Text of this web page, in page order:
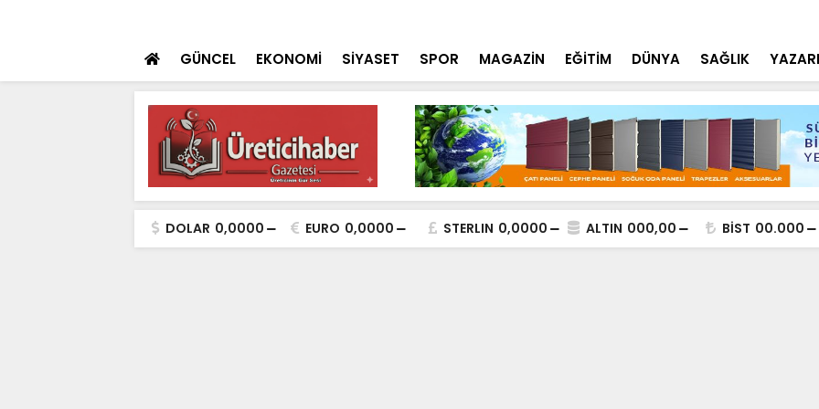
İncelemesi
Yapılacak
GÜNCEL EKONOMİ SİYASET SPOR MAGAZİN EĞİTİM DÜNYA SAĞLIK
DOLAR 0,0000 EURO 0,0000 STERLIN 0,0000 ALTIN 000,00 BİST 00.000